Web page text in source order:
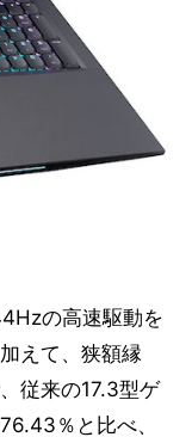
の高速駆動を
えて、狭額縁
従来の17.3型ゲ
％と比べ、